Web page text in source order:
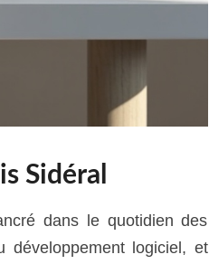
Sidéral
dans le quotidien des
développement logiciel, et